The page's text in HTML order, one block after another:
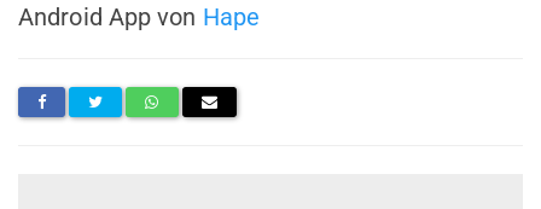
Android App von Hape